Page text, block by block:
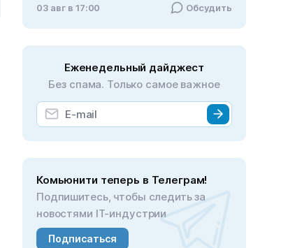
03 авг в 17:00 Обсудить
Еженедельный дайджест
Без спама. Только самое важное
Комьюнити теперь в Телеграм!
Подпишитесь, чтобы следить за
новостями IT-индустрии
Подписаться